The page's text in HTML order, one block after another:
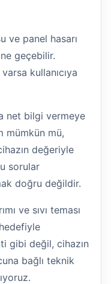
ve panel hasarı
geçebilir.
kullanıcıya
net bilgi vermeye
mümkün mü,
değeriyle
sorular
doğru değildir.
ve sıvı teması
gibi değil, cihazın
bağlı teknik